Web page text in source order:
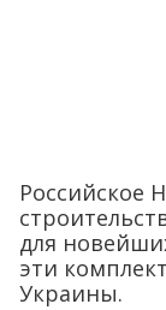
Российское
для
эти
Украины.